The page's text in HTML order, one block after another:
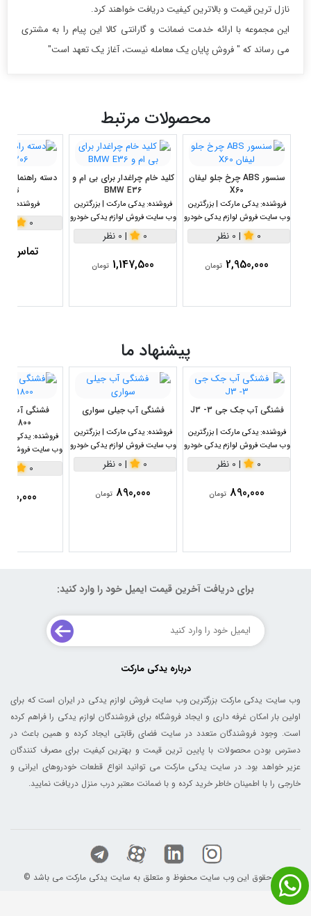
نازل ترین قیمت و بالاترین کیفیت دریافت خواهند کرد.
این مجموعه با ارائه خدمت ضمانت و گارانتی کالا این پیام را به مشتری
می رساند که " فروش پایان یک معامله نیست، آغاز یک تعهد است"
محصولات مرتبط
سنسور ABS چرخ جلو لیفان
X60
فروشنده: یدکی مارکت | بزرگترین
وب سایت فروش لوازم یدکی خودرو
0
| 0 نظر
2,950,000 تومان
کلید خام چراغدار برای بی ام و
BMW E36
فروشنده: یدکی مارکت | بزرگترین
وب سایت فروش لوازم یدکی خودرو
0
| 0 نظر
1,147,500 تومان
تیپ 1
فروشنده:
0
تماس
پیشنهاد ما
فشنگی آب جک جی 3- J3
فروشنده: یدکی مارکت | بزرگترین
وب سایت فروش لوازم یدکی خودرو
0
| 0 نظر
890,000 تومان
فشنگی آب جیلی سواری
فروشنده: یدکی مارکت | بزرگترین
وب سایت فروش لوازم یدکی خودرو
0
| 0 نظر
890,000 تومان
1800سی سی
فروشنده: یدکی
وب سایت فروش
0
890,000
برای دریافت آخرین قیمت ایمیل خود را وارد کنید:
درباره یدکی مارکت
وب سایت یدکی مارکت بزرگترین وب سایت فروش لوازم یدکی در ایران است که برای
اولین بار امکان غرفه داری و ایجاد فروشگاه برای فروشندگان لوازم یدکی را فراهم کرده
است. وجود فروشندگان متعدد در سایت فضای رقابتی ایجاد کرده و همین باعث در
دسترس بودن محصولات با پایین ترین قیمت و بهترین کیفیت برای مصرف کنندگان
عزیر خواهد بود. در سایت یدکی مارکت می توانید انواع قطعات خودروهای ایرانی و
خارجی را با اطمینان خاطر خرید کرده و با ضمانت معتبر درب منزل دریافت نمایید.
© کلیه حقوق این وب سایت محفوظ و متعلق به سایت یدکی مارکت می باشد